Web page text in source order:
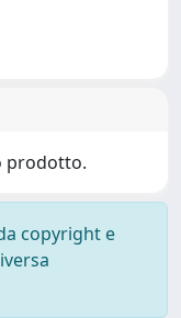
prodotto.
copyright e